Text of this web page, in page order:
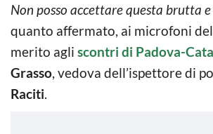
Non posso accettare questa brutta
quanto affermato, ai microfoni
merito agli scontri di Padova-
Grasso, vedova dell’ispettore di
Raciti.